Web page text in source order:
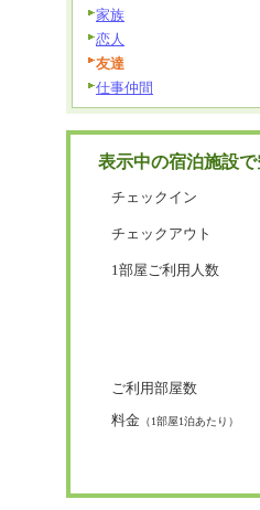
家族
恋人
友達
仕事仲間
表示中の宿泊施設
チェックイン
チェックアウト
1部屋ご利用人数
ご利用部屋数
料金 （1部屋1泊あたり）